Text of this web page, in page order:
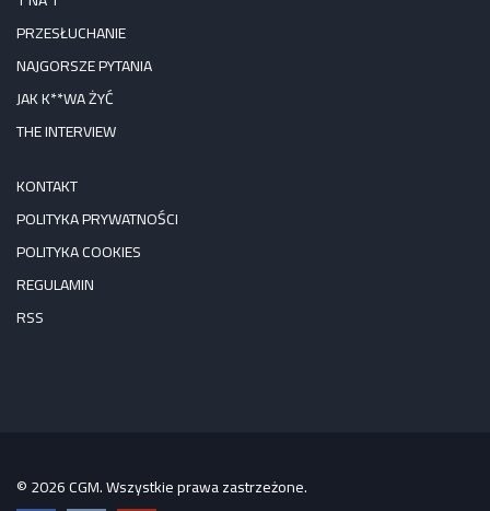
PRZESŁUCHANIE
NAJGORSZE PYTANIA
JAK K**WA ŻYĆ
THE INTERVIEW
KONTAKT
POLITYKA PRYWATNOŚCI
POLITYKA COOKIES
REGULAMIN
RSS
© 2026 CGM. Wszystkie prawa zastrzeżone.